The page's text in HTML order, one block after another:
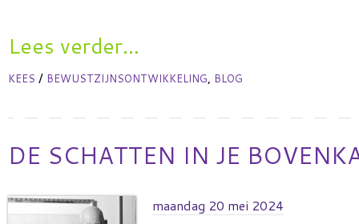
Lees verder...
KEES / BEWUSTZIJNSONTWIKKELING, BLOG
DE SCHATTEN IN JE
maandag 20 mei 2024